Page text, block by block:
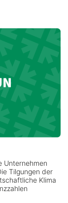
Unternehmen
Tilgungen der
Klima